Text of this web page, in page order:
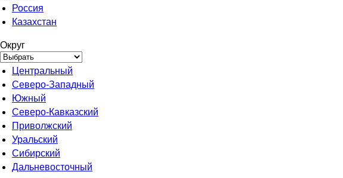
Россия
Казахстан
Округ
Центральный
Северо-Западный
Южный
Северо-Кавказский
Приволжский
Уральский
Сибирский
Дальневосточный